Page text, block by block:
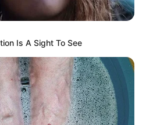
Is A Sight To See